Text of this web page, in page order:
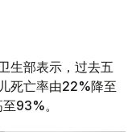
生部表示，过去五
死亡率由22%降至
93%。